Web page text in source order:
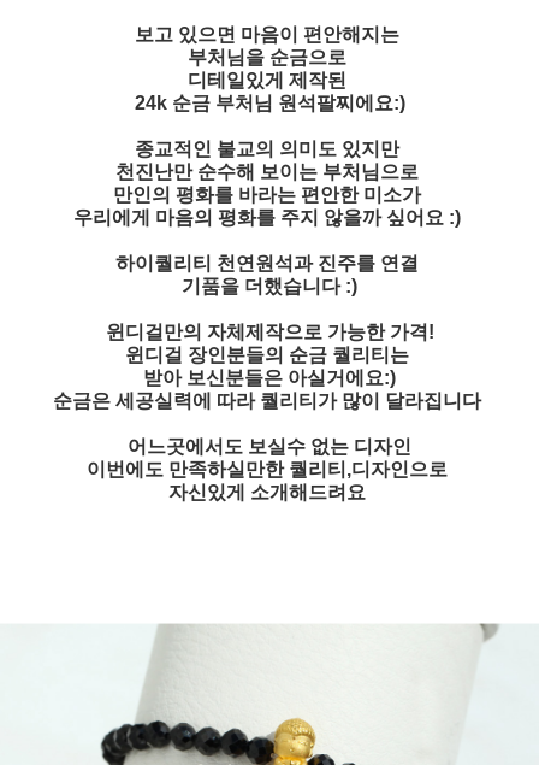
보고 있으면 마음이 편안해지는
부처님을 순금으로
디테일있게 제작된
24k 순금 부처님 원석팔찌에요:)
종교적인 불교의 의미도 있지만
천진난만 순수해 보이는 부처님으로
만인의 평화를 바라는 편안한 미소가
우리에게 마음의 평화를 주지 않을까 싶어요 :)
하이퀄리티 천연원석과 진주를 연결
기품을 더했습니다 :)
윈디걸만의 자체제작으로 가능한 가격!
윈디걸 장인분들의 순금 퀄리티는
받아 보신분들은 아실거에요:)
순금은 세공실력에 따라 퀄리티가 많이 달라집니다
어느곳에서도 보실수 없는 디자인
이번에도 만족하실만한 퀄리티,디자인으로
자신있게 소개해드려요